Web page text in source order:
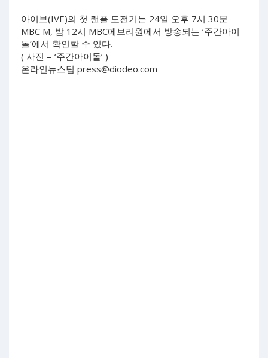
아이브(IVE)의 첫 랜플 도전기는 24일 오후 7시 30분
MBC M, 밤 12시 MBC에브리원에서 방송되는 ‘주간아이
돌’에서 확인할 수 있다.
( 사진 = ‘주간아이돌’ )
온라인뉴스팀 press@diodeo.com